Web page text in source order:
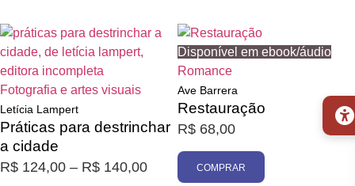
Fotografia e artes visuais
Letícia Lampert
Práticas para destrinchar
a cidade
R$ 124,00 – R$ 140,00
Disponível em ebook/áudio
Romance
Ave Barrera
Restauração
R$ 68,00
COMPRAR